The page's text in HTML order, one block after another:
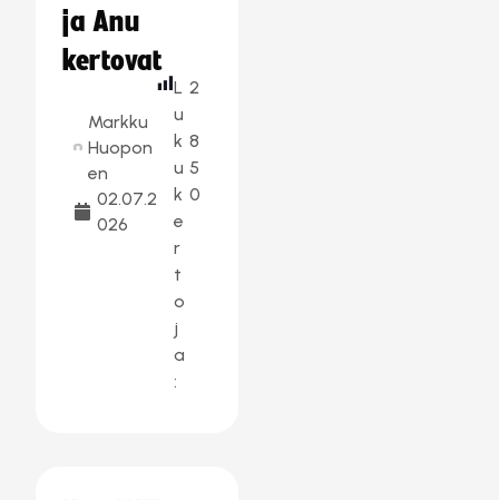
ja Anu
kertovat
Markku
Huopon
en
02.07.2
026
L
u
k
u
k
e
r
t
o
j
a
:
2
8
5
0